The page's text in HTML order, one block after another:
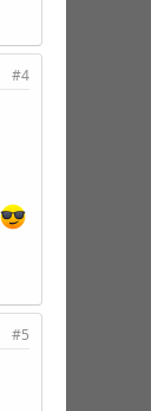
#4
#5